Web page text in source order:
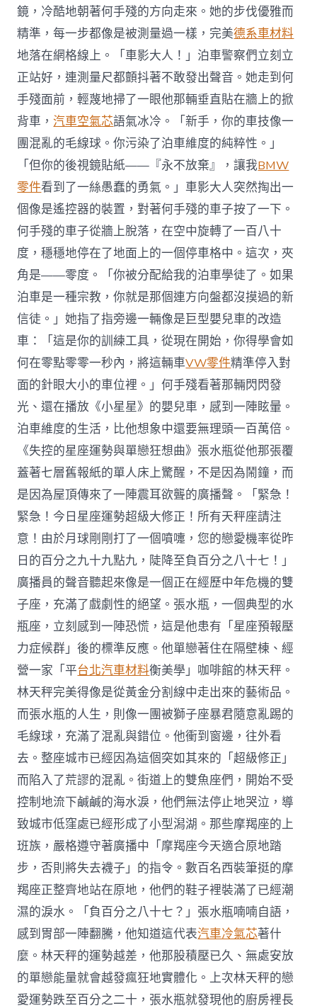
鏡，冷酷地朝著何手殘的方向走來。她的步伐優雅而
精準，每一步都像是被測量過一樣，完美德系車材料
地落在網格線上。「車影大人！」泊車警察們立刻立
正站好，連測量尺都顫抖著不敢發出聲音。她走到何
手殘面前，輕蔑地掃了一眼他那輛垂直貼在牆上的掀
背車，汽車空氣芯語氣冰冷。「新手，你的車技像一
團混亂的毛線球。你污染了泊車維度的純粹性。」
「但你的後視鏡貼紙——『永不放棄』，讓我BMW
零件看到了一絲愚蠢的勇氣。」車影大人突然掏出一
個像是遙控器的裝置，對著何手殘的車子按了一下。
何手殘的車子從牆上脫落，在空中旋轉了一百八十
度，穩穩地停在了地面上的一個停車格中。這次，夾
角是——零度。「你被分配給我的泊車學徒了。如果
泊車是一種宗教，你就是那個連方向盤都沒摸過的新
信徒。」她指了指旁邊一輛像是巨型嬰兒車的改造
車：「這是你的訓練工具，從現在開始，你得學會如
何在零點零零一秒內，將這輛車VW零件精準停入對
面的針眼大小的車位裡。」何手殘看著那輛閃閃發
光、還在播放《小星星》的嬰兒車，感到一陣眩暈。
泊車維度的生活，比他想象中還要無理頭一百萬倍。
《失控的星座運勢與單戀狂想曲》張水瓶從他那張覆
蓋著七層舊報紙的單人床上驚醒，不是因為鬧鐘，而
是因為屋頂傳來了一陣震耳欲聾的廣播聲。「緊急！
緊急！今日星座運勢超級大修正！所有天秤座請注
意！由於月球剛剛打了一個噴嚏，您的戀愛機率從昨
日的百分之九十九點九，陡降至負百分之八十七！」
廣播員的聲音聽起來像是一個正在經歷中年危機的雙
子座，充滿了戲劇性的絕望。張水瓶，一個典型的水
瓶座，立刻感到一陣恐慌，這是他患有「星座預報壓
力症候群」後的標準反應。他單戀著住在隔壁棟、經
營一家「平台北汽車材料衡美學」咖啡館的林天秤。
林天秤完美得像是從黃金分割線中走出來的藝術品。
而張水瓶的人生，則像一團被獅子座暴君隨意亂踢的
毛線球，充滿了混亂與錯位。他衝到窗邊，往外看
去。整座城市已經因為這個突如其來的「超級修正」
而陷入了荒謬的混亂。街道上的雙魚座們，開始不受
控制地流下鹹鹹的海水淚，他們無法停止地哭泣，導
致城市低窪處已經形成了小型潟湖。那些摩羯座的上
班族，嚴格遵守著廣播中「摩羯座今天適合原地踏
步，否則將失去襪子」的指令。數百名西裝筆挺的摩
羯座正整齊地站在原地，他們的鞋子裡裝滿了已經潮
濕的淚水。「負百分之八十七？」張水瓶喃喃自語，
感到胃部一陣翻騰，他知道這代表汽車冷氣芯著什
麼。林天秤的運勢越差，他那股積壓已久、無處安放
的單戀能量就會越發瘋狂地實體化。上次林天秤的戀
愛運勢跌至百分之二十，張水瓶就發現他的廚房裡長